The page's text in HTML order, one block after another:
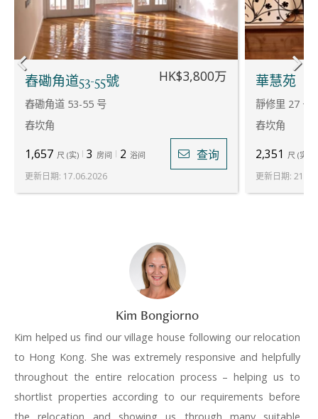
舂磡角道53-55號
舂磡角道 53-55 号
舂坎角
HK$3,800万
1,657 尺 (实) 3 房间 2 浴间 查询
更新日期: 17.06.2026
華慧苑
靜修里 27 号
舂坎角
2,351 尺 (实
更新日期:
Kim Bongiorno
Kim helped us find our village house following our relocation
to Hong Kong. She was extremely responsive and helpfully
throughout the entire relocation process – helping us to
shortlist properties according to our requirements before